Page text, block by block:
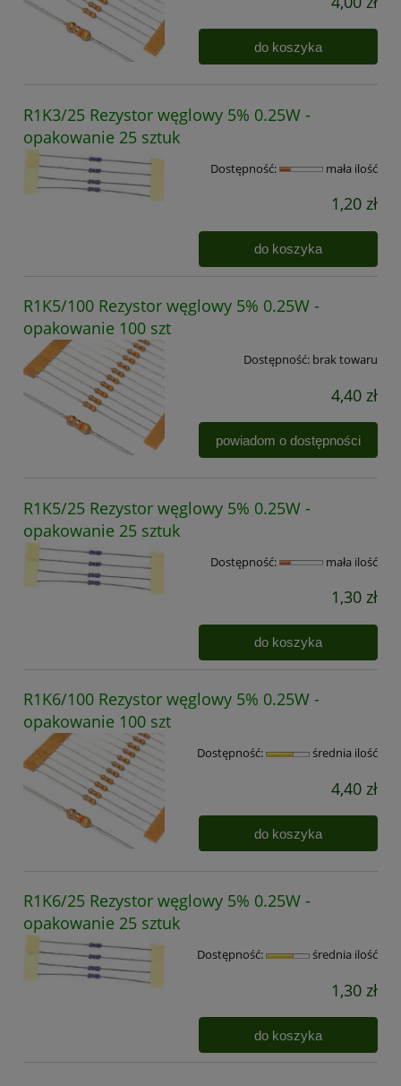
do koszyka
R1K3/25 Rezystor węglowy 5% 0.25W -
opakowanie 25 sztuk
Dostępność: mała ilość
1,20 zł
do koszyka
R1K5/100 Rezystor węglowy 5% 0.25W -
opakowanie 100 szt
Dostępność: brak towaru
4,40 zł
powiadom o dostępności
R1K5/25 Rezystor węglowy 5% 0.25W -
opakowanie 25 sztuk
Dostępność: mała ilość
1,30 zł
do koszyka
R1K6/100 Rezystor węglowy 5% 0.25W -
opakowanie 100 szt
Dostępność: średnia ilość
4,40 zł
do koszyka
R1K6/25 Rezystor węglowy 5% 0.25W -
opakowanie 25 sztuk
Dostępność: średnia ilość
1,30 zł
do koszyka